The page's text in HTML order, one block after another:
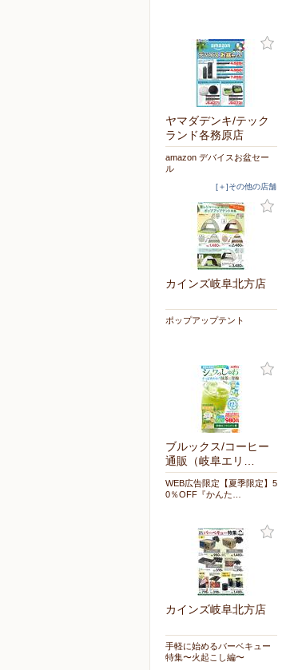
ヤマダデンキ/テック
ランド各務原店
amazon デバイスお盆セー
ル
[＋]その他の店舗
カインズ岐阜北方店
ポップアップテント
ブルックス/コーヒー
通販（岐阜エリ…
WEB広告限定【夏季限定】5
0％OFF『かんた…
カインズ岐阜北方店
手軽に始めるバーベキュー
特集〜火起こし編〜